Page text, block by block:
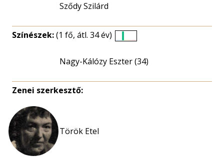
Sződy Szilárd
Színészek:(1 fő, átl. 34 év)
eloszlás
nagyítása
Nagy-Kálózy Eszter (34)
Zenei szerkesztő:
Török Etel